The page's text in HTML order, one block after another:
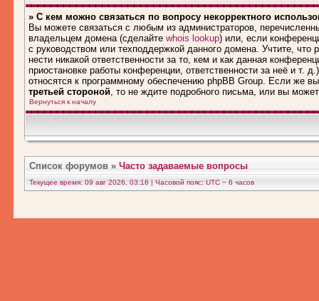
» С кем можно связаться по вопросу некорректного
Вы можете связаться с любым из администраторов,
владельцем домена (сделайте whois lookup) или, если
с руководством или техподдержкой данного домена. Учтите, что
нести никакой ответственности за то, кем и как данная
приостановке работы конференции, ответственности за неё и т.
относятся к программному обеспечению phpBB Group. Если же
третьей стороной, то не ждите подробного письма, или вы
Вернуться к началу
Список форумов » Часто задаваемые вопросы
Текущее время: 09 авг 2026, 03:16 | Часовой пояс: UTC − 6 часов